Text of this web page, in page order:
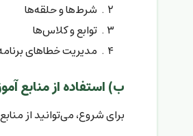
شرط‌ها و حلقه‌ها
توابع و کلاس‌ها
مدیریت خطاهای
ب) استفاده از منابع
برای شروع، می‌توانید از